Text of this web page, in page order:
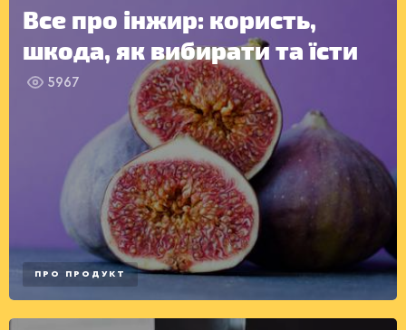
ІНШЕ
Все про інжир: користь,
шкода, як вибирати та їсти
5967
ПРО ПРОДУКТ